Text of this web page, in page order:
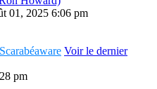
01, 2025 6:06 pm
Scarabéaware Voir le dernier
pm